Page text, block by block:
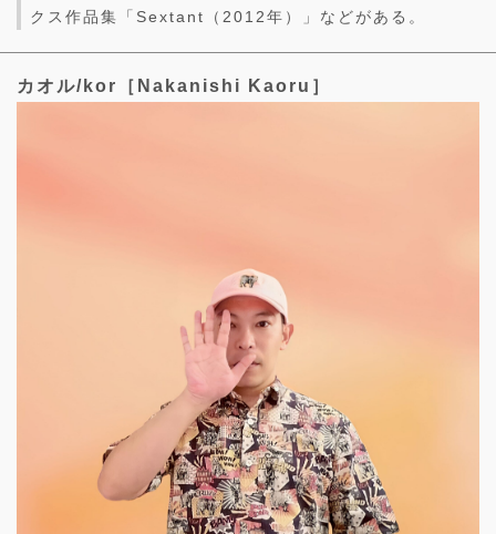
クス作品集「Sextant（2012年）」などがある。
カオル/kor［Nakanishi Kaoru］